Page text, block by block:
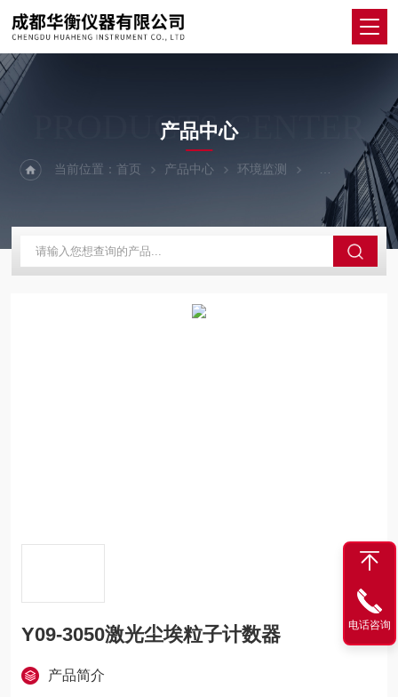
PRODUCTS CENTER
产品中心
当前位置：首页 产品中心 环境监测 粒子计数器
Y09-3050激光尘埃粒子计数器
产品简介
电话咨询